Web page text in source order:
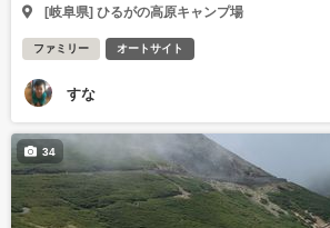
[岐阜県] ひるがの高原キャンプ場
ファミリー オートサイト
すな
34